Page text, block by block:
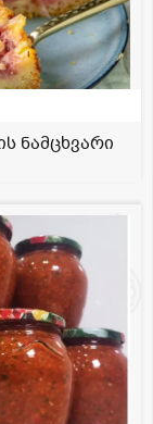
ნამცხვარი